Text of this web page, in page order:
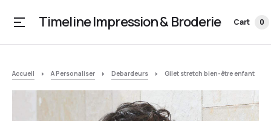
Timeline Impression & Broderie Cart 0
Accueil A Personaliser Debardeurs Gilet stretch bien-être enfant